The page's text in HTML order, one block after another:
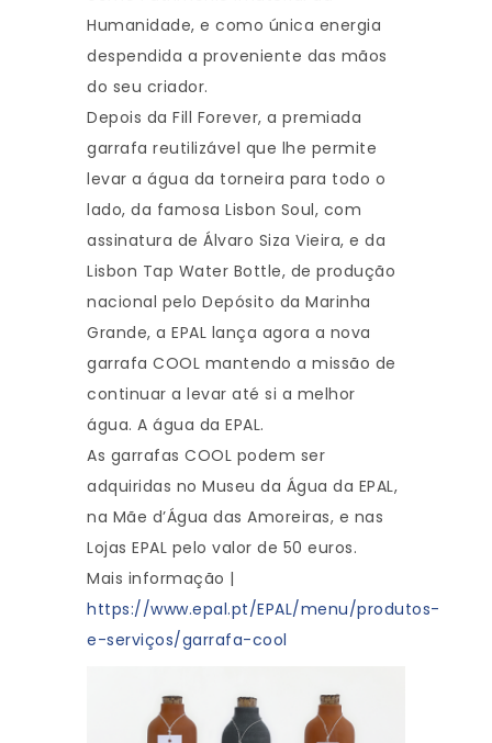
Humanidade, e como única energia
despendida a proveniente das mãos
do seu criador.
Depois da Fill Forever, a premiada
garrafa reutilizável que lhe permite
levar a água da torneira para todo o
lado, da famosa Lisbon Soul, com
assinatura de Álvaro Siza Vieira, e da
Lisbon Tap Water Bottle, de produção
nacional pelo Depósito da Marinha
Grande, a EPAL lança agora a nova
garrafa COOL mantendo a missão de
continuar a levar até si a melhor
água. A água da EPAL.
As garrafas COOL podem ser
adquiridas no Museu da Água da EPAL,
na Mãe d’Água das Amoreiras, e nas
Lojas EPAL pelo valor de 50 euros.
Mais informação |
https://www.epal.pt/EPAL/menu/produtos-
e-serviços/garrafa-cool